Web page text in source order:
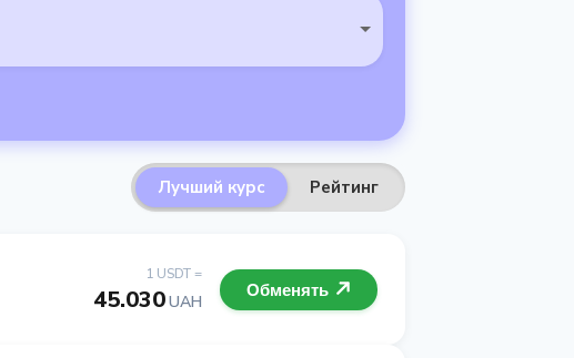
Лучший курс Рейтинг
1 USDT =
45.030UAH
Обменять